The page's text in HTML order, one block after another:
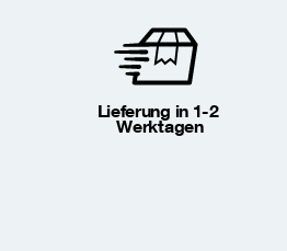
Lieferung in 1-2
Werktagen